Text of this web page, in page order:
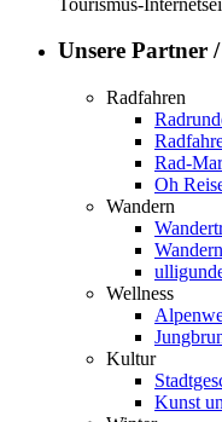
Unsere Partner
Radfahren
Rad-
Oh
Wandern
Wellness
Kultur
Kunst